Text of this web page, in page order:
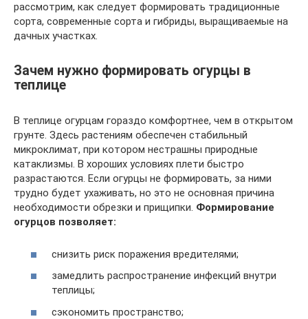
рассмотрим, как следует формировать традиционные
сорта, современные сорта и гибриды, выращиваемые на
дачных участках.
Зачем нужно формировать огурцы в
теплице
В теплице огурцам гораздо комфортнее, чем в открытом
грунте. Здесь растениям обеспечен стабильный
микроклимат, при котором нестрашны природные
катаклизмы. В хороших условиях плети быстро
разрастаются. Если огурцы не формировать, за ними
трудно будет ухаживать, но это не основная причина
необходимости обрезки и прищипки. Формирование
огурцов позволяет:
снизить риск поражения вредителями;
замедлить распространение инфекций внутри
теплицы;
сэкономить пространство;